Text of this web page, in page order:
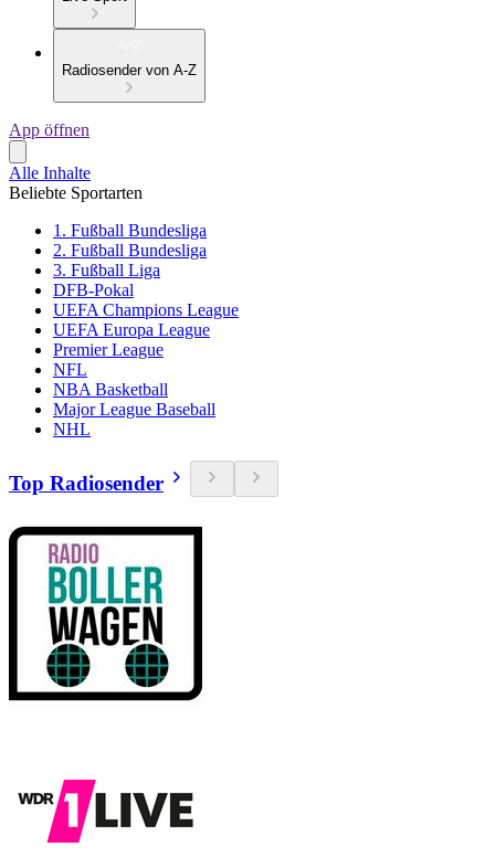
Radiosender von A-Z
App öffnen
Alle Inhalte
Beliebte Sportarten
1. Fußball Bundesliga
2. Fußball Bundesliga
3. Fußball Liga
DFB-Pokal
UEFA Champions League
UEFA Europa League
Premier League
NFL
NBA Basketball
Major League Baseball
NHL
Top Radiosender